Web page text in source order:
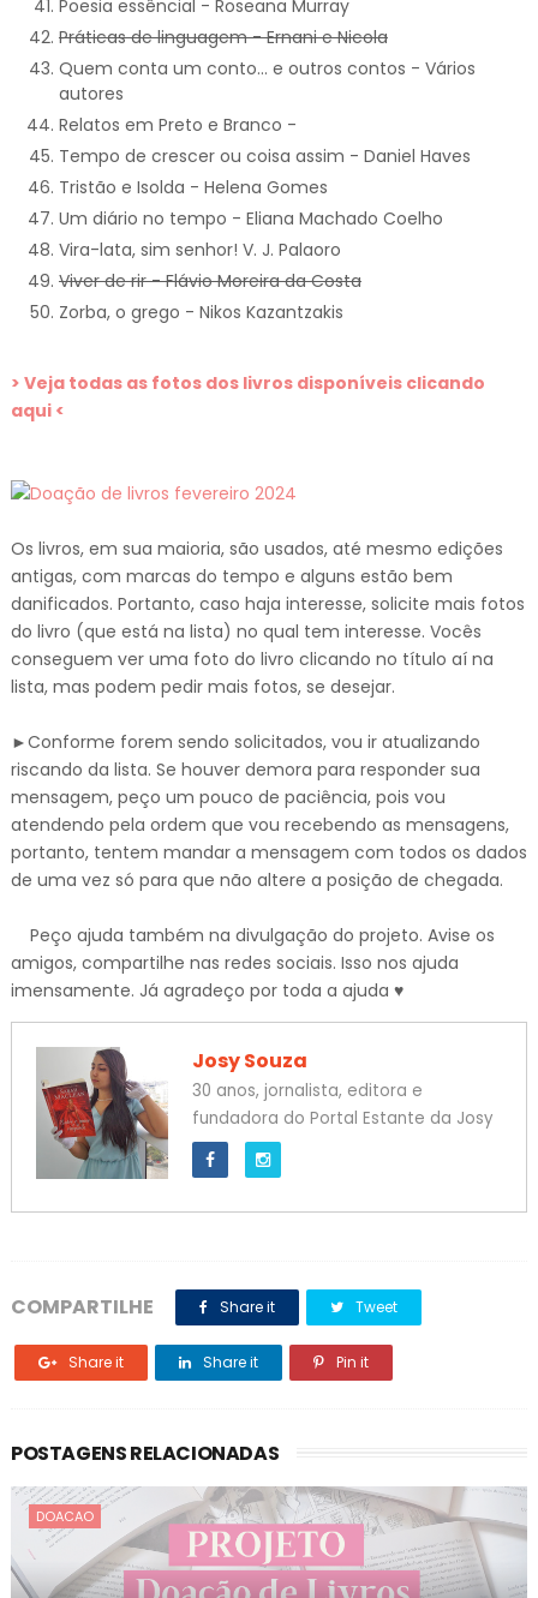
Poesia essêncial - Roseana Murray
Práticas de linguagem - Ernani e Nicola
Quem conta um conto... e outros contos - Vários
autores
Relatos em Preto e Branco -
Tempo de crescer ou coisa assim - Daniel Haves
Tristão e Isolda - Helena Gomes
Um diário no tempo - Eliana Machado Coelho
Vira-lata, sim senhor! V. J. Palaoro
Viver de rir - Flávio Moreira da Costa
Zorba, o grego - Nikos Kazantzakis
> Veja todas as fotos dos livros disponíveis clicando
aqui <
Os livros, em sua maioria, são usados, até mesmo edições
antigas, com marcas do tempo e alguns estão bem
danificados. Portanto, caso haja interesse, solicite mais fotos
do livro (que está na lista) no qual tem interesse. Vocês
conseguem ver uma foto do livro clicando no título aí na
lista, mas podem pedir mais fotos, se desejar.
►Conforme forem sendo solicitados, vou ir atualizando
riscando da lista. Se houver demora para responder sua
mensagem, peço um pouco de paciência, pois vou
atendendo pela ordem que vou recebendo as mensagens,
portanto, tentem mandar a mensagem com todos os dados
de uma vez só para que não altere a posição de chegada.
Peço ajuda também na divulgação do projeto. Avise os
amigos, compartilhe nas redes sociais. Isso nos ajuda
imensamente. Já agradeço por toda a ajuda ♥
Josy Souza
30 anos, jornalista, editora e
fundadora do Portal Estante da Josy
COMPARTILHE Share it Tweet
Share it Share it Pin it
POSTAGENS RELACIONADAS
DOACAO